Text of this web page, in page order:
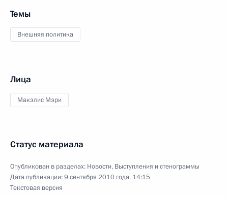
Темы
Внешняя политика
Лица
Макэлис Мэри
Статус материала
Опубликован в разделах: Новости, Выступления и стенограммы
Дата публикации:9 сентября 2010 года, 14:15
Текстовая версия